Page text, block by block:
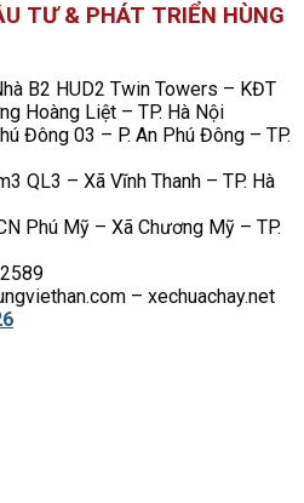
TƯ & PHÁT TRIỂN HÙNG
B2 HUD2 Twin Towers – KĐT
Hoàng Liệt – TP. Hà Nội
Đông 03 – P. An Phú Đông – TP.
QL3 – Xã Vĩnh Thanh – TP. Hà
Phú Mỹ – Xã Chương Mỹ – TP.
– xechuachay.net